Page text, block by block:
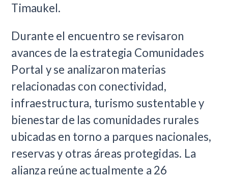
Timaukel.
Durante el encuentro se revisaron
avances de la estrategia Comunidades
Portal y se analizaron materias
relacionadas con conectividad,
infraestructura, turismo sustentable y
bienestar de las comunidades rurales
ubicadas en torno a parques nacionales,
reservas y otras áreas protegidas. La
alianza reúne actualmente a 26